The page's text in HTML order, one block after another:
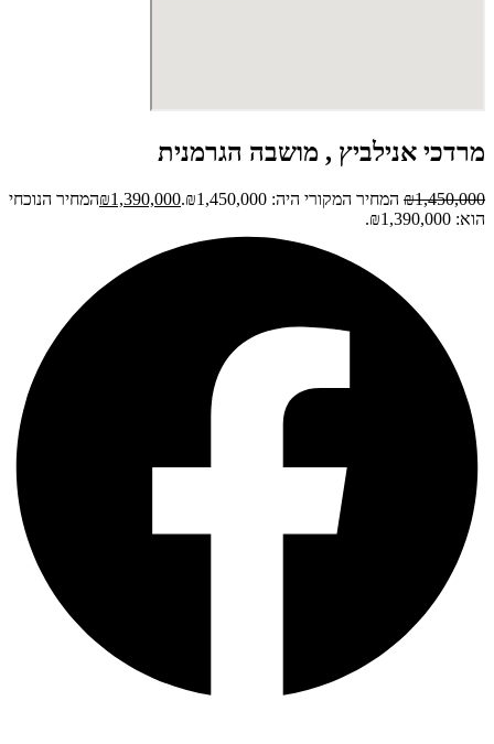
מרדכי אנילביץ , מושבה הגרמנית
₪1,450,000 המחיר המקורי היה: ₪1,450,000. ₪1,390,000
המחיר הנוכחי
הוא: ₪1,390,000.